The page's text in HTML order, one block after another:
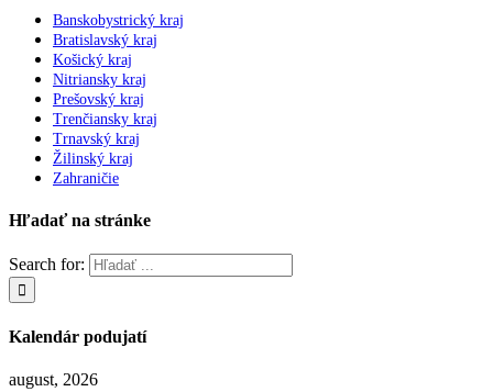
Banskobystrický kraj
Bratislavský kraj
Košický kraj
Nitriansky kraj
Prešovský kraj
Trenčiansky kraj
Trnavský kraj
Žilinský kraj
Zahraničie
Hľadať na stránke
Search for:
Kalendár podujatí
august, 2026